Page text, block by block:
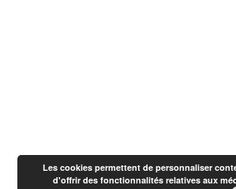
Les cookies permettent de personnaliser
d'offrir des fonctionnalités relatives aux